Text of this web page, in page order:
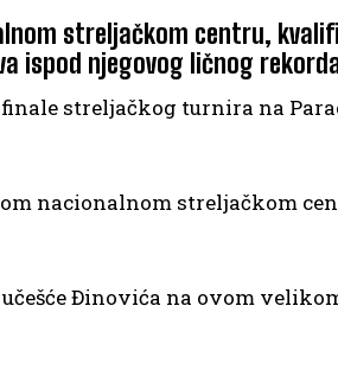
streljačkom centru,
ispod njegovog ličnog
finale streljačkog turnira na
nacionalnom streljačkom
Đinovića na ovom